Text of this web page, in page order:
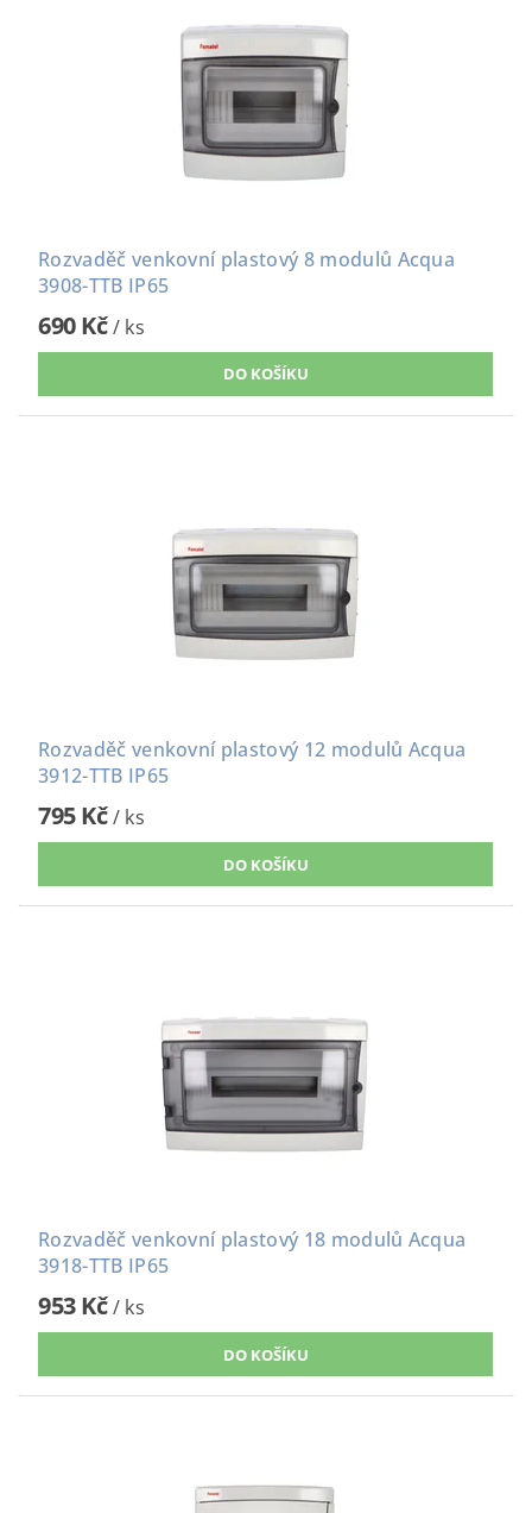
Rozvaděč venkovní plastový 8 modulů Acqua
3908-TTB IP65
690 Kč/ ks
Rozvaděč venkovní plastový 12 modulů Acqua
3912-TTB IP65
795 Kč/ ks
Rozvaděč venkovní plastový 18 modulů Acqua
3918-TTB IP65
953 Kč/ ks